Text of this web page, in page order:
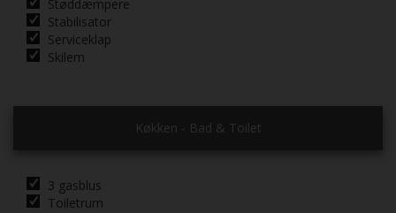
Støddæmpere
Stabilisator
Serviceklap
Skilem
Køkken - Bad & Toilet
3 gasblus
Toiletrum